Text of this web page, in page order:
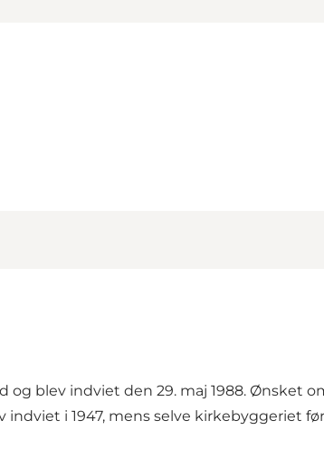
og blev indviet den 29. maj 1988. Ønsket
i 1947, mens selve kirkebyggeriet